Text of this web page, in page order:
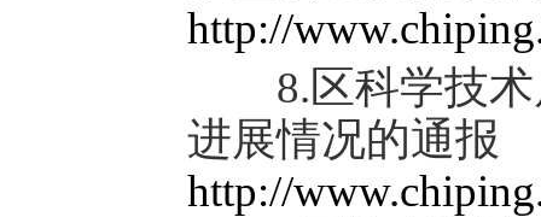
http://
8.区科学技术
进展情况的通报
http://